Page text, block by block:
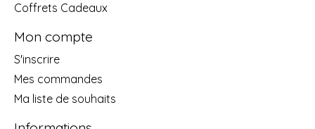
Coffrets Cadeaux
Mon compte
S'inscrire
Mes commandes
Ma liste de souhaits